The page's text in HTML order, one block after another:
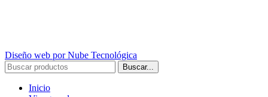
Diseño web por Nube Tecnológica
Buscar...
Inicio